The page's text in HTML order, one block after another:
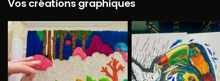
Vos créations graphiques